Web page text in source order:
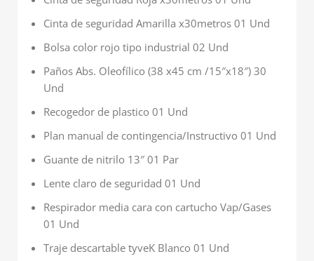
Cinta de seguridad Amarilla x30metros 01 Und
Bolsa color rojo tipo industrial 02 Und
Paños Abs. Oleofílico (38 x45 cm /15″x18″) 30
Und
Recogedor de plastico 01 Und
Plan manual de contingencia/Instructivo 01 Und
Guante de nitrilo 13″ 01 Par
Lente claro de seguridad 01 Und
Respirador media cara con cartucho Vap/Gases
01 Und
Traje descartable tyveK Blanco 01 Und